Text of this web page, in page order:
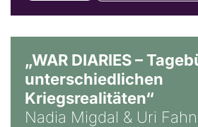
„WAR DIARIES –
unterschiedlichen
Kriegsrealitäten“
Nadia Migdal & Uri